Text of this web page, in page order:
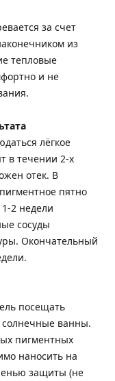
за счет
из
тепловые
и не
лёгкое
в течении 2-х
отек. В
пятно
2 недели
сосуды
Окончательный
посещать
ванны.
пигментных
наносить на
защиты (не